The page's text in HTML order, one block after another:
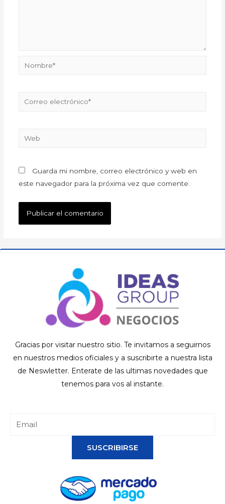
Guarda mi nombre, correo electrónico y web en
este navegador para la próxima vez que comente.
Gracias por visitar nuestro sitio. Te invitamos a seguirnos
en nuestros medios oficiales y a suscribirte a nuestra lista
de Neswletter. Enterate de las ultimas novedades que
tenemos para vos al instante.
SUSCRIBIRSE